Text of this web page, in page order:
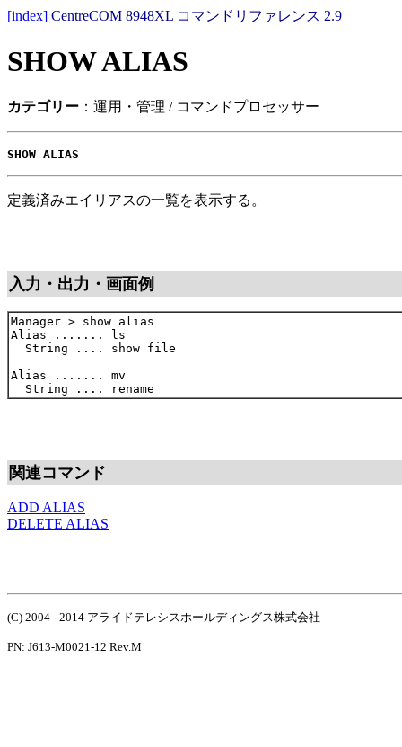
[index] CentreCOM 8948XL コマンドリファレンス 2.9
SHOW ALIAS
カテゴリー ：運用・管理 / コマンドプロセッサー
SHOW ALIAS
定義済みエイリアスの一覧を表示する。
入力・出力・画面例
Manager > show alias
Alias ....... ls
  String .... show file
Alias ....... mv
関連コマンド
ADD ALIAS
DELETE ALIAS
(C) 2004 - 2014 アライドテレシスホールディングス株式会社
PN: J613-M0021-12 Rev.M